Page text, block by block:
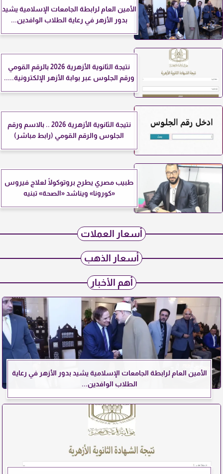
الأمين العام لرابطة الجامعات الإسلامية يشيد
بدور الأزهر في رعاية الطلاب الوافدين...
نتيجة الثانوية الأزهرية 2026 بالرقم القومي
ورقم الجلوس عبر بوابة الأزهر الإلكترونية.....
نتيجة الثانوية الأزهرية 2026 .. بالاسم ورقم
الجلوس والرقم القومي (رابط مباشر)
طبيب مصري يطرح بروتوكولًا لعلاج فيروس
«كورونا» ويناشد «الصحة» تبنيه
أسعار العملات
أسعار الذهب
أهم الأخبار
الأمين العام لرابطة الجامعات الإسلامية يشيد بدور الأزهر في رعاية
الطلاب الوافدين...